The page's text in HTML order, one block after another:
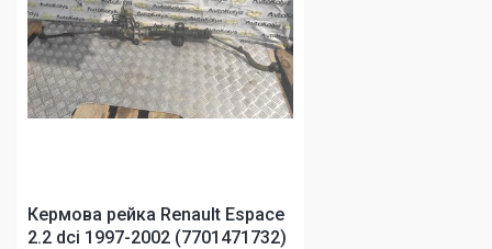
Кермова рейка Renault Espace
2.2 dci 1997-2002 (7701471732)